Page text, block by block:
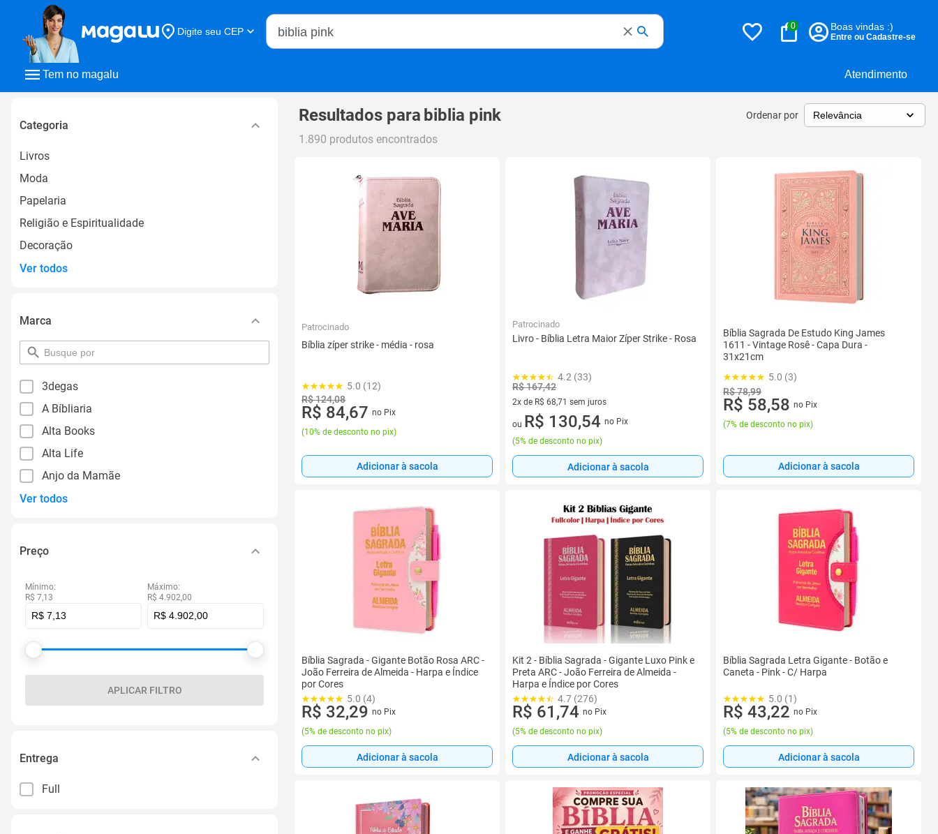
Tem no magalu Atendimento
Digite seu CEP
Buscar no Magalu
0 Boas vindas :)
Entre ou Cadastre-se
Categoria
Livros
Moda
Papelaria
Religião e Espiritualidade
Decoração
Ver todos
Marca
pesquisar
por
3degas
A Bíbliaria
Alta Books
Alta Life
Anjo da Mamãe
Ver todos
Preço
Mínimo:
R$ 7,13
Máximo:
R$ 4.902,00
APLICAR FILTRO
Entrega
Full
Resultados para biblia pink Ordenar por
1.890 produtos encontrados
Patrocinado
Bíblia zíper strike - média - rosa
5.0 (12)
R$ 124,08
R$ 84,67 no Pix
(10% de desconto no pix)
Adicionar à sacola
Patrocinado
Livro - Bíblia Letra Maior Zíper Strike - Rosa
4.2 (33)
R$ 167,42
2x de R$ 68,71 sem juros
2 vez de R$ 68,71 sem juros
ou R$ 130,54 no Pix
(5% de desconto no pix)
Adicionar à sacola
Bíblia Sagrada De Estudo King James
1611 - Vintage Rosê - Capa Dura -
31x21cm
5.0 (3)
R$ 78,99
R$ 58,58 no Pix
(7% de desconto no pix)
Adicionar à sacola
Bíblia Sagrada - Gigante Botão Rosa ARC -
João Ferreira de Almeida - Harpa e Índice
por Cores
5.0 (4)
R$ 32,29 no Pix
(5% de desconto no pix)
Adicionar à sacola
Kit 2 - Bíblia Sagrada - Gigante Luxo Pink e
Preta ARC - João Ferreira de Almeida -
Harpa e Índice por Cores
4.7 (276)
R$ 61,74 no Pix
(5% de desconto no pix)
Adicionar à sacola
Bíblia Sagrada Letra Gigante - Botão e
Caneta - Pink - C/ Harpa
5.0 (1)
R$ 43,22 no Pix
(5% de desconto no pix)
Adicionar à sacola